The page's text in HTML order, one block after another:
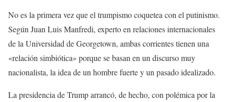
No es la primera vez que el trumpismo coquetea con el putinismo.
Según Juan Luis Manfredi, experto en relaciones internacionales
de la Universidad de Georgetown, ambas corrientes tienen una
«relación simbiótica» porque se basan en un discurso muy
nacionalista, la idea de un hombre fuerte y un pasado idealizado.
La presidencia de Trump arrancó, de hecho, con polémica por la